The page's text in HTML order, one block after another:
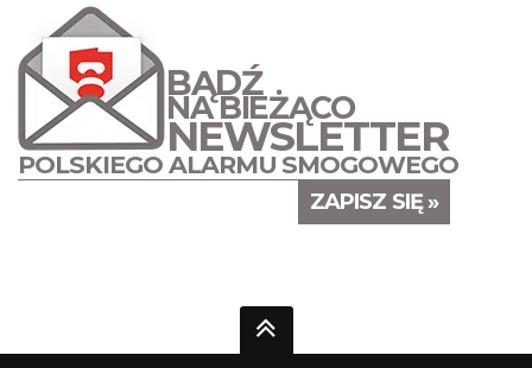
BĄDŹ
NA BIEŻĄCO
NEWSLETTER
POLSKIEGO ALARMU SMOGOWEGO
ZAPISZ SIĘ »